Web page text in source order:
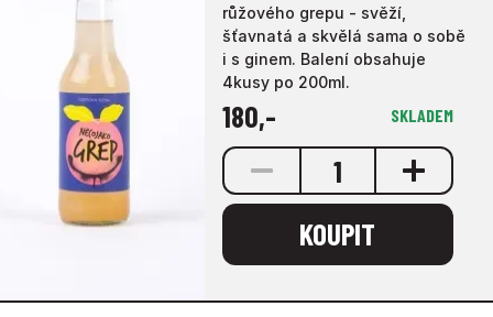
růžového grepu - svěží,
šťavnatá a skvělá sama o sobě
i s ginem. Balení obsahuje
4kusy po 200ml.
180,- SKLADEM
1
KOUPIT